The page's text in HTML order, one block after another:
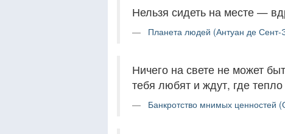
Нельзя сидеть на месте —
Планета людей (Антуан де Сент-
Ничего на свете не может
тебя любят и ждут, где тепло
Банкротство мнимых ценностей